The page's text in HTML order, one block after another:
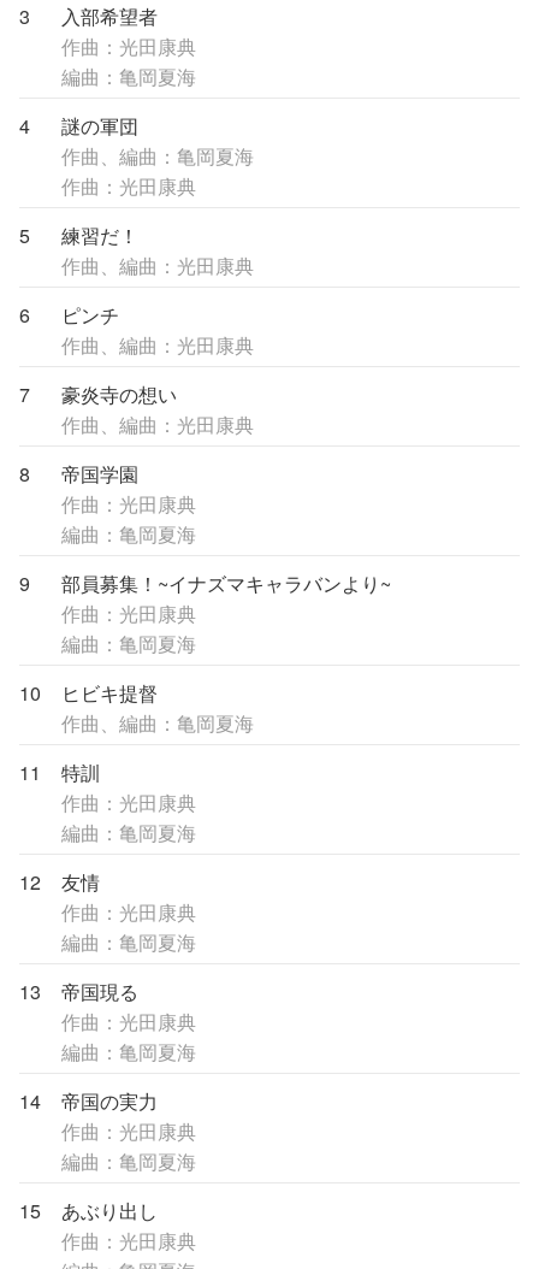
3
入部希望者
作曲：光田康典
編曲：亀岡夏海
4
謎の軍団
作曲、編曲：亀岡夏海
作曲：光田康典
5
練習だ！
作曲、編曲：光田康典
6
ピンチ
作曲、編曲：光田康典
7
豪炎寺の想い
作曲、編曲：光田康典
8
帝国学園
作曲：光田康典
編曲：亀岡夏海
9
部員募集！~イナズマキャラバンより~
作曲：光田康典
編曲：亀岡夏海
10
ヒビキ提督
作曲、編曲：亀岡夏海
11
特訓
作曲：光田康典
編曲：亀岡夏海
12
友情
作曲：光田康典
編曲：亀岡夏海
13
帝国現る
作曲：光田康典
編曲：亀岡夏海
14
帝国の実力
作曲：光田康典
編曲：亀岡夏海
15
あぶり出し
作曲：光田康典